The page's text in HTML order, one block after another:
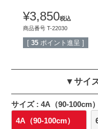
¥3,850税込
商品番号 T-22030
[ 35 ポイント進呈 ]
▼サイ
サイズ
4A（90-100cm）
4A（90-100cm）